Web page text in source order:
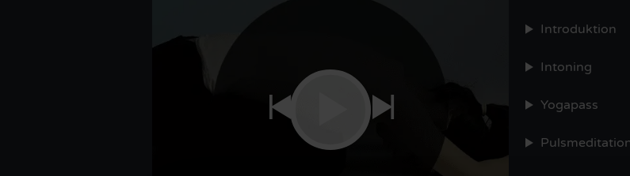
Introduktion
Intoning
Yogapass